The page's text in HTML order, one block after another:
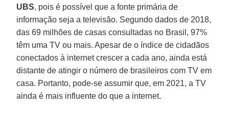
UBS, pois é possível que a fonte primária de
informação seja a televisão. Segundo dados de 2018,
das 69 milhões de casas consultadas no Brasil, 97%
têm uma TV ou mais. Apesar de o índice de cidadãos
conectados à internet crescer a cada ano, ainda está
distante de atingir o número de brasileiros com TV em
casa. Portanto, pode-se assumir que, em 2021, a TV
ainda é mais influente do que a internet.